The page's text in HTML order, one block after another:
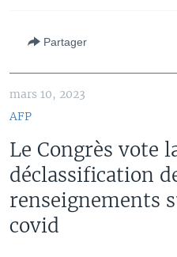
Partager
mars 10, 2023
AFP
Le Congrès vote
déclassification
renseignements
covid